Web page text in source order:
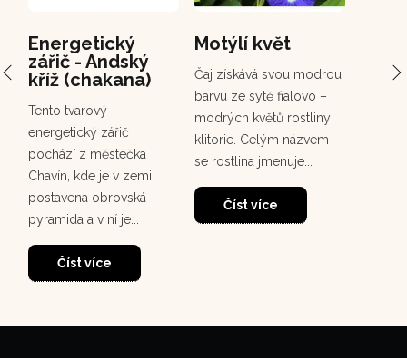
Energetický
zářič - Andský
kříž (chakana)
Tento tvarový
energetický zářič
pochází z městečka
Chavín, kde je v zemi
postavena obrovská
pyramida a v ní je...
Číst více
Motýlí květ
Čaj získává svou modrou
barvu ze sytě fialovo –
modrých květů rostliny
klitorie. Celým názvem
se rostlina jmenuje...
Číst více